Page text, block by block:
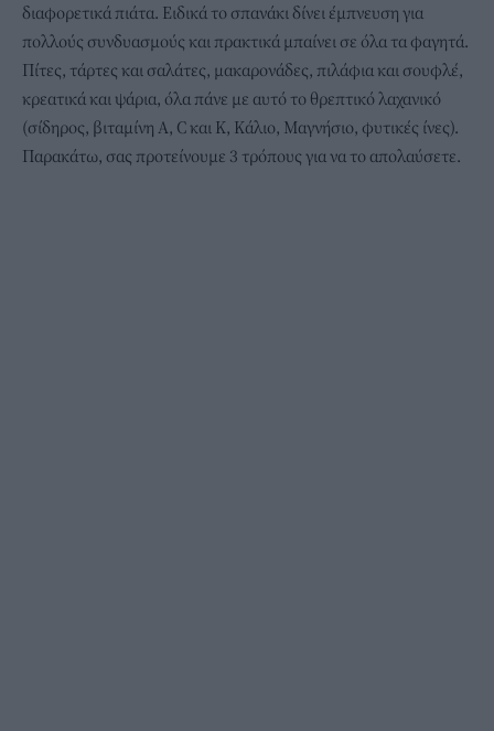
διαφορετικά πιάτα. Ειδικά το σπανάκι δίνει έμπνευση για
πολλούς συνδυασμούς και πρακτικά μπαίνει σε όλα τα φαγητά.
Πίτες, τάρτες και σαλάτες, μακαρονάδες, πιλάφια και σουφλέ,
κρεατικά και ψάρια, όλα πάνε με αυτό το θρεπτικό λαχανικό
(σίδηρος, βιταμίνη A, C και Κ, Κάλιο, Μαγνήσιο, φυτικές ίνες).
Παρακάτω, σας προτείνουμε 3 τρόπους για να το απολαύσετε.